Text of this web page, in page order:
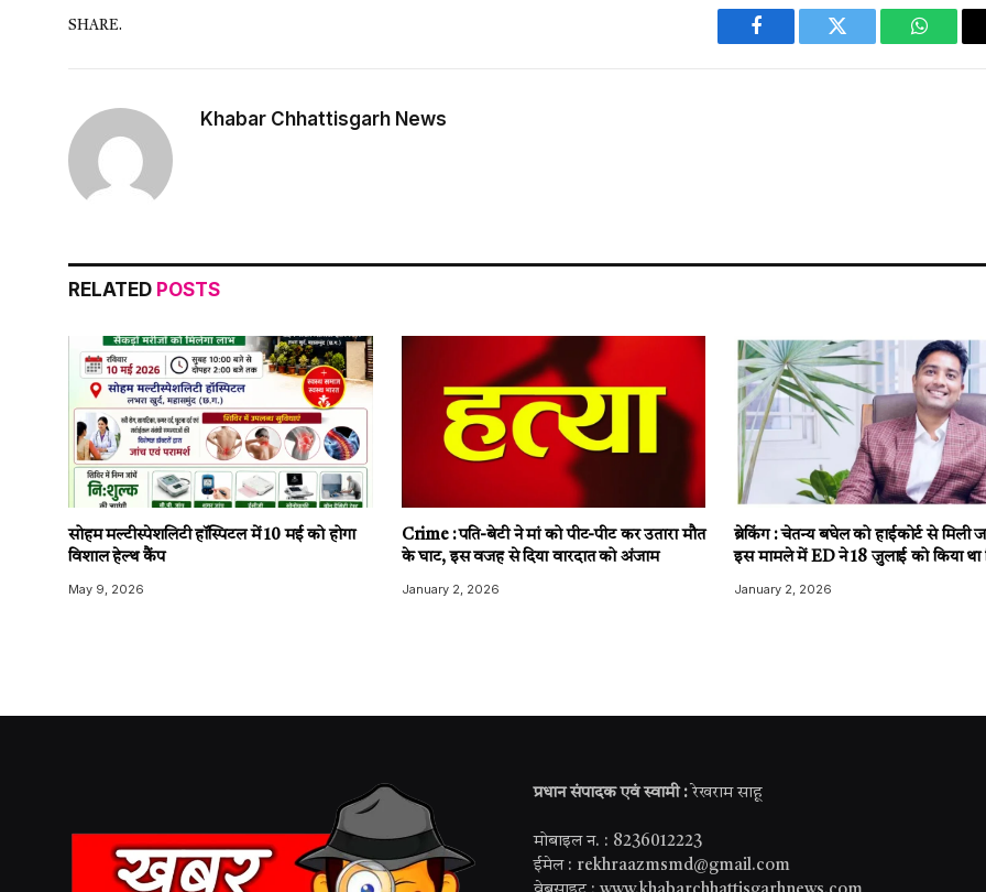
SHARE.
Facebook Twitter
Khabar Chhattisgarh News
RELATED POSTS
सोहम मल्टीस्पेशलिटी हॉस्पिटल में 10 मई को होगा
विशाल हेल्थ कैंप
May 9, 2026
Crime : पति-बेटी ने मां को पीट-पीट कर उतारा मौत
के घाट, इस वजह से दिया वारदात को अंजाम
January 2, 2026
ब्रेकिंग : चेतन्य बघेल को हाईकोर्ट से मिली
इस मामले में ED ने 18 जुलाई को किया था
January 2, 2026
प्रधान संपादक एवं स्वामी : रेखराम साहू
मोबाइल न. : 8236012223
ईमेल : rekhraazmsmd@gmail.com